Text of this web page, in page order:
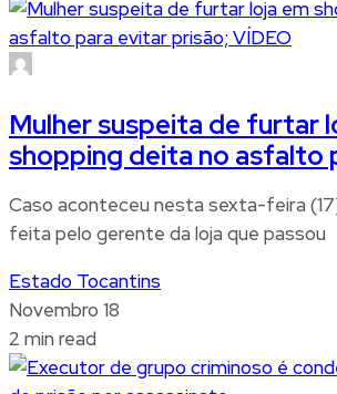
Mulher suspeita de furtar
shopping deita no asfalto
Caso aconteceu nesta sexta-feira
feita pelo gerente da loja que passou
Estado Tocantins
Novembro 18
2 min read